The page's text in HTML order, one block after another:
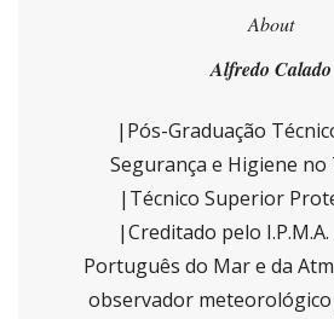
About
Alfredo Calado
|Pós-Graduação
Segurança e Higiene
|Técnico Superior
|Creditado pelo
Português do Mar e da
observador